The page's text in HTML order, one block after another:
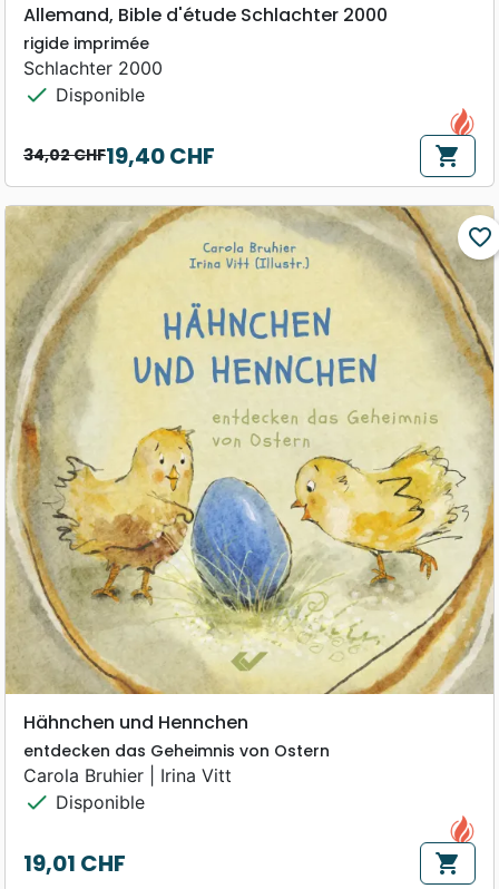
Allemand, Bible d'étude Schlachter 2000
rigide imprimée
Schlachter 2000
check Disponible
Prix de base
34,02 CHF
Prix 19,40 CHF shopping_cart
favorite_border
Hähnchen und Hennchen
entdecken das Geheimnis von Ostern
Carola Bruhier | Irina Vitt
check Disponible
Prix
19,01 CHF shopping_cart